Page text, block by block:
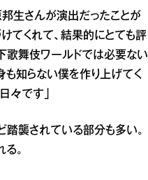
邦生さんが演出だったことが
てくれて、結果的にとても評
歌舞伎ワールドでは必要ない
も知らない僕を作り上げてく
々です」
襲されている部分も多い。
。